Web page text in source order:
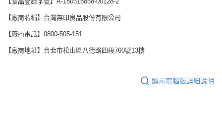
【廠商名稱】台灣無印良品股份有限公司
【廠商電話】0800-505-151
【廠商地址】台北市松山區八德路四段760號13樓
顯示電腦版詳細說明